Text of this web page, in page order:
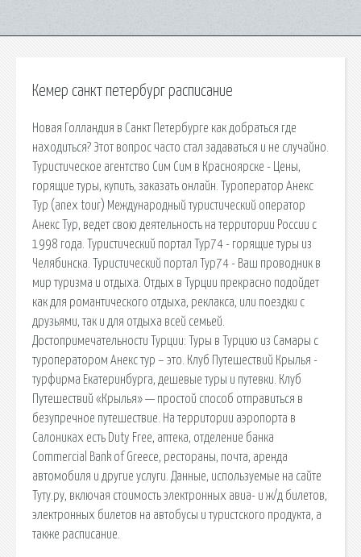
Кемер санкт петербург расписание
Новая Голландия в Санкт Петербурге как добраться где
находиться? Этот вопрос часто стал задаваться и не случайно.
Туристическое агентство Сим Сим в Красноярске - Цены,
горящие туры, купить, заказать онлайн. Туроператор Анекс
Тур (anex tour) Международный туристический оператор
Анекс Тур, ведет свою деятельность на территории России с
1998 года. Туристический портал Тур74 - горящие туры из
Челябинска. Туристический портал Тур74 - Ваш проводник в
мир туризма и отдыха. Отдых в Турции прекрасно подойдет
как для романтического отдыха, реклакса, или поездки с
друзьями, так и для отдыха всей семьей.
Достопримечательности Турции: Туры в Турцию из Самары с
туроператором Анекс тур – это. Клуб Путешествий Крылья -
турфирма Екатеринбурга, дешевые туры и путевки. Клуб
Путешествий «Крылья» — простой способ отправиться в
безупречное путешествие. На территории аэропорта в
Салониках есть Duty Free, аптека, отделение банка
Commercial Bank of Greece, рестораны, почта, аренда
автомобиля и другие услуги. Данные, используемые на сайте
Туту.ру, включая стоимость электронных авиа- и ж/д билетов,
электронных билетов на автобусы и туристского продукта, а
также расписание.